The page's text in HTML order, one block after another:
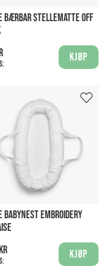
BÆRBAR STELLEMATTE OFF
Kjøp
BABYNEST EMBROIDERY
Kjøp